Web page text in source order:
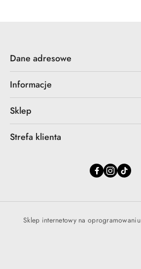
Dane adresowe
Informacje
Sklep
Strefa klienta
Sklep internetowy na oprogramowaniu